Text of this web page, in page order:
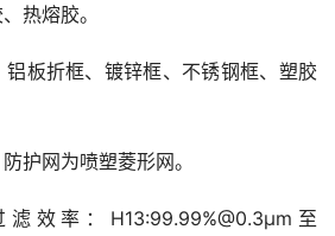
热熔胶。
板折框、镀锌框、不锈钢框、塑胶
护网为喷塑菱形网。
效率：H13:99.99%@0.3μm至